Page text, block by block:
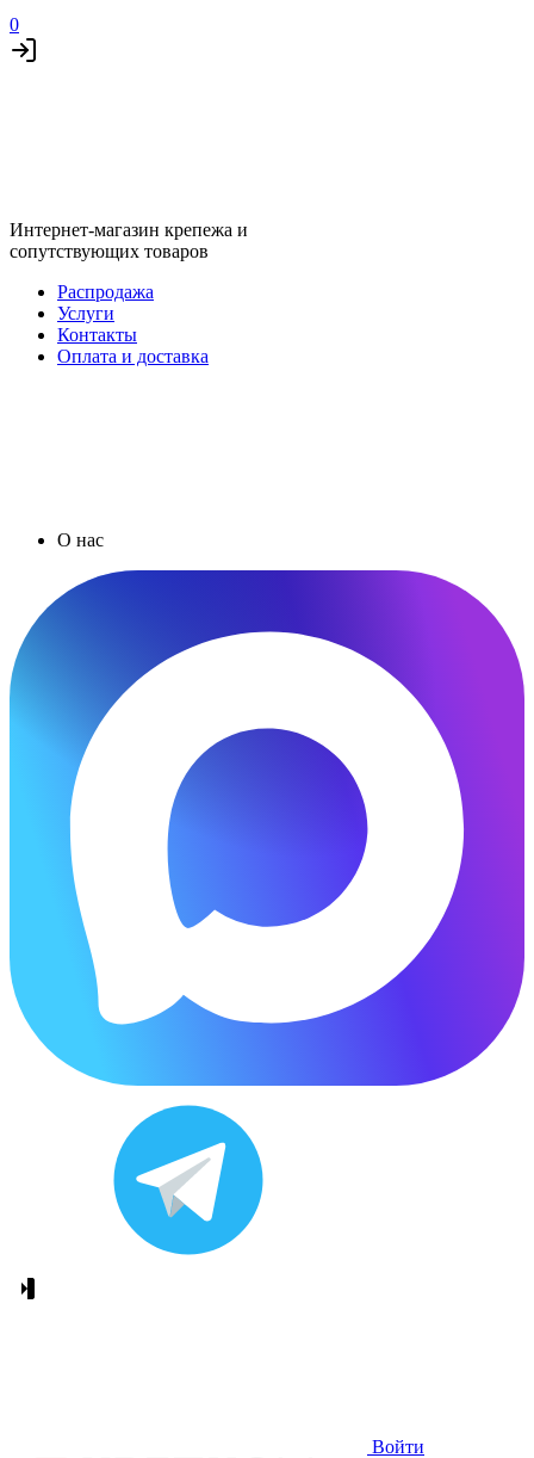
0
Интернет-магазин крепежа и
сопутствующих товаров
Распродажа
Услуги
Контакты
Оплата и доставка
О нас
Войти